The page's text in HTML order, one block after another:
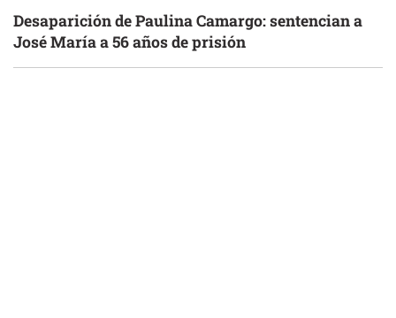
Desaparición de Paulina Camargo: sentencian a
José María a 56 años de prisión